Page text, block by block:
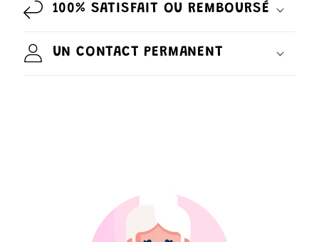
100% SATISFAIT OU REMBOURSÉ
UN CONTACT PERMANENT